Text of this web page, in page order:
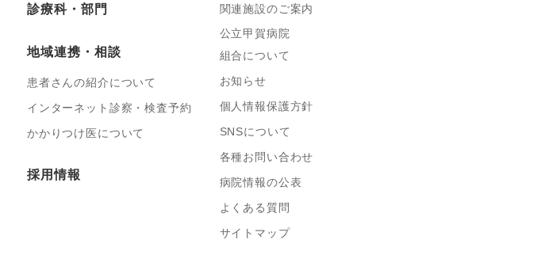
診療科・部門
地域連携・相談
患者さんの紹介について
インターネット診察・検査予約
かかりつけ医について
採用情報
関連施設のご案内
公立甲賀病院
組合について
お知らせ
個人情報保護方針
SNSについて
各種お問い合わせ
病院情報の公表
よくある質問
サイトマップ